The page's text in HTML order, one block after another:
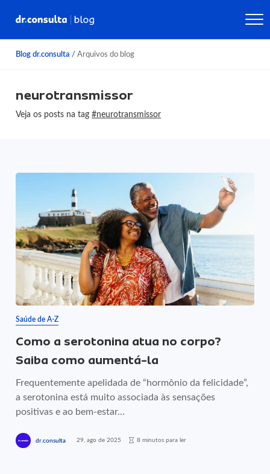
Blog dr.consulta / Arquivos do blog
neurotransmissor
Veja os posts na tag#neurotransmissor
Saúde de A-Z
Como a serotonina atua no corpo?
Saiba como aumentá-la
Frequentemente apelidada de “hormônio da felicidade”,
a serotonina está muito associada às sensações
positivas e ao bem-estar...
dr.consulta 29, ago de 2025 8 minutos para ler